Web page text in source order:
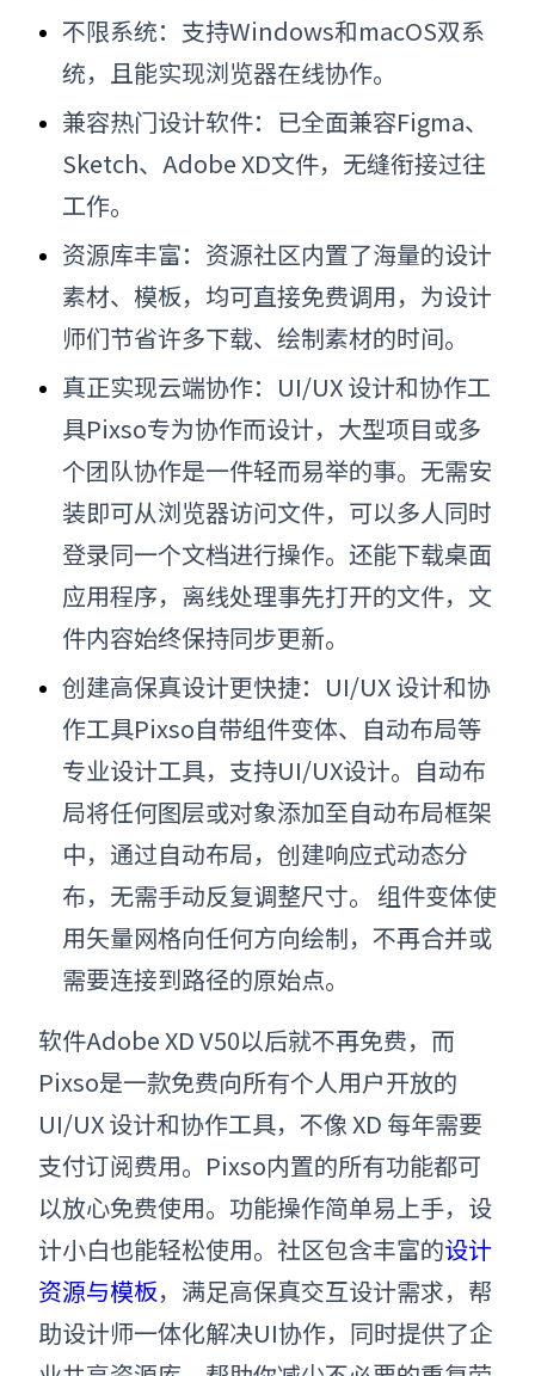
不限系统：支持Windows和macOS双系
统，且能实现浏览器在线协作。
兼容热门设计软件：已全面兼容Figma、
Sketch、Adobe XD文件，无缝衔接过往
工作。
资源库丰富：资源社区内置了海量的设计
素材、模板，均可直接免费调用，为设计
师们节省许多下载、绘制素材的时间。
真正实现云端协作：UI/UX 设计和协作工
具Pixso专为协作而设计，大型项目或多
个团队协作是一件轻而易举的事。无需安
装即可从浏览器访问文件，可以多人同时
登录同一个文档进行操作。还能下载桌面
应用程序，离线处理事先打开的文件，文
件内容始终保持同步更新。
创建高保真设计更快捷：UI/UX 设计和协
作工具Pixso自带组件变体、自动布局等
专业设计工具，支持UI/UX设计。自动布
局将任何图层或对象添加至自动布局框架
中，通过自动布局，创建响应式动态分
布，无需手动反复调整尺寸。 组件变体使
用矢量网格向任何方向绘制，不再合并或
需要连接到路径的原始点。
软件Adobe XD V50以后就不再免费，而
Pixso是一款免费向所有个人用户开放的
UI/UX 设计和协作工具，不像 XD 每年需要
支付订阅费用。Pixso内置的所有功能都可
以放心免费使用。功能操作简单易上手，设
计小白也能轻松使用。社区包含丰富的设计
资源与模板，满足高保真交互设计需求，帮
助设计师一体化解决UI协作，同时提供了企